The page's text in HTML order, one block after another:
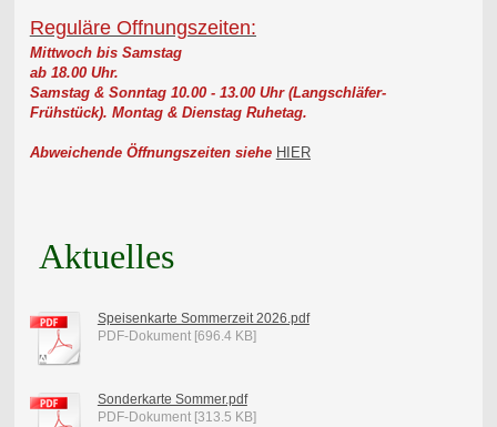
Reguläre Offnungszeiten:
Mittwoch bis Samstag
ab 18.00 Uhr.
Samstag & Sonntag 10.00 - 13.00 Uhr (Langschläfer-
Frühstück). Montag & Dienstag Ruhetag.
Abweichende Öffnungszeiten siehe HIER
Aktuelles
Speisenkarte Sommerzeit 2026.pdf
PDF-Dokument [696.4 KB]
Sonderkarte Sommer.pdf
PDF-Dokument [313.5 KB]